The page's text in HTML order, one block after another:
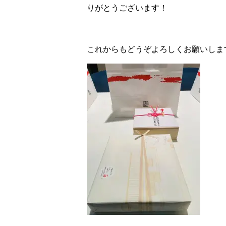
りがとうございます！
これからもどうぞよろしくお願いしま